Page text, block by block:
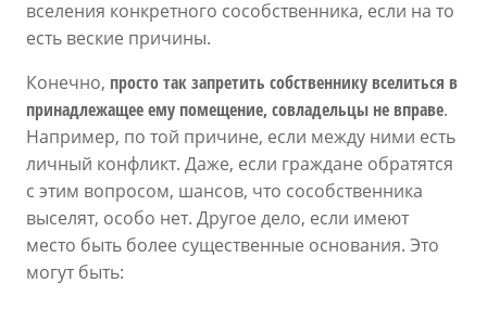
вселения конкретного сособственника, если на то
есть веские причины.
Конечно, просто так запретить собственнику вселиться в
принадлежащее ему помещение, совладельцы не вправе.
Например, по той причине, если между ними есть
личный конфликт. Даже, если граждане обратятся
с этим вопросом, шансов, что сособственника
выселят, особо нет. Другое дело, если имеют
место быть более существенные основания. Это
могут быть: